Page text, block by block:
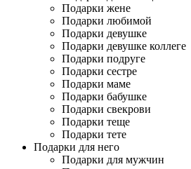
Подарки жене
Подарки любимой
Подарки девушке
Подарки девушке коллеге
Подарки подруге
Подарки сестре
Подарки маме
Подарки бабушке
Подарки свекрови
Подарки теще
Подарки тете
Подарки для него
Подарки для мужчин